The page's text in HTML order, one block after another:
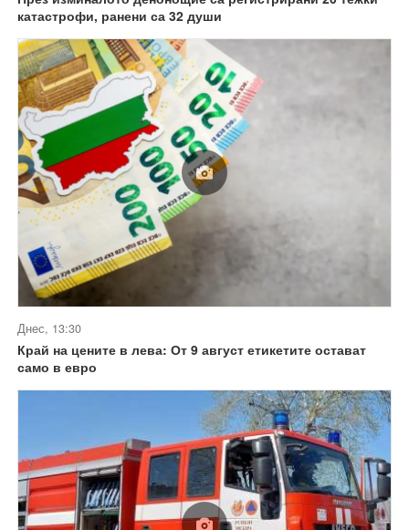
катастрофи, ранени са 32 души
Днес, 13:30
Край на цените в лева: От 9 август етикетите остават
само в евро